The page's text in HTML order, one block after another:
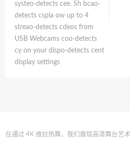
systeo-detects cee. Sh bcao-
detects cspla ow up to 4
streao-detects cdeos from
USB Webcams coo-detects
cy on your dispo-detects cent
display settings
在通过 4K 维拉热舞，我们展现高清舞台艺